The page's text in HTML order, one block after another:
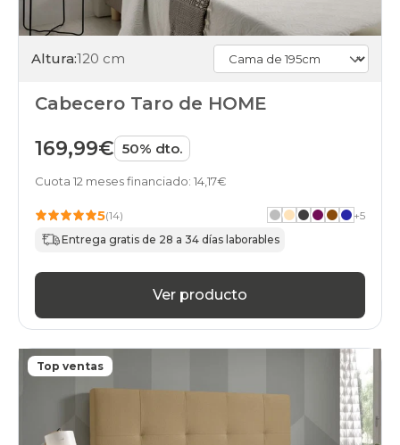
Altura:120 cm
Cabecero Taro de HOME
169,99€ 50% dto.
Cuota 12 meses financiado: 14,17€
5(14) +5
Entrega gratis de 28 a 34 días laborables
Ver producto
Top ventas